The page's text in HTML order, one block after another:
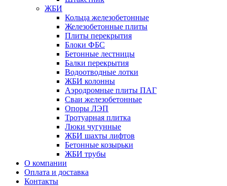
ЖБИ
Кольца железобетонные
Железобетонные плиты
Плиты перекрытия
Блоки ФБС
Бетонные лестницы
Балки перекрытия
Водоотводные лотки
ЖБИ колонны
Аэродромные плиты ПАГ
Сваи железобетонные
Опоры ЛЭП
Тротуарная плитка
Люки чугунные
ЖБИ шахты лифтов
Бетонные козырьки
ЖБИ трубы
О компании
Оплата и доставка
Контакты